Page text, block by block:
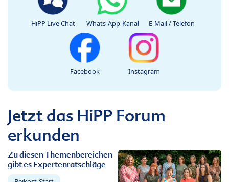
HiPP Live Chat Whats-App-Kanal E-Mail / Telefon
Facebook Instagram
Jetzt das HiPP Forum
erkunden
Zu diesen Themenbereichen
gibt es Expertenratschläge